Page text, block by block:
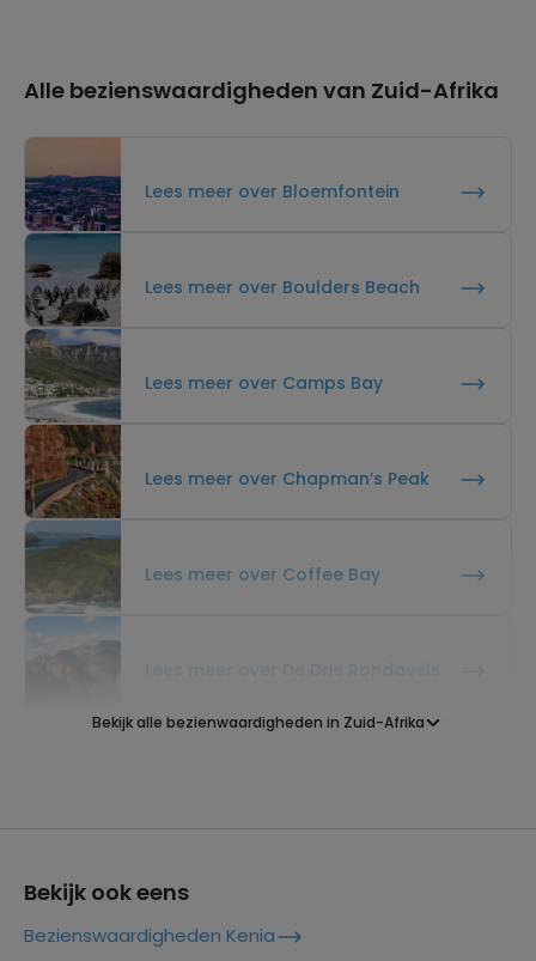
Alle bezienswaardigheden van Zuid-Afrika
Lees meer over Bloemfontein
Lees meer over Boulders Beach
Lees meer over Camps Bay
Lees meer over Chapman’s Peak
Lees meer over Coffee Bay
Bekijk alle bezienwaardigheden in Zuid-Afrika
Bekijk ook eens
Bezienswaardigheden Kenia